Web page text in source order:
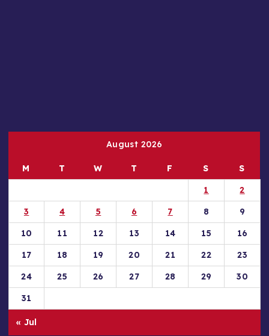
August 2026
M T W T F S
S
1
2
3
4 5 6 7 8
9
10
11 12 13 14 15
16
17
18 19 20 21 22
23
24
25 26 27 28 29
30
31
« Jul